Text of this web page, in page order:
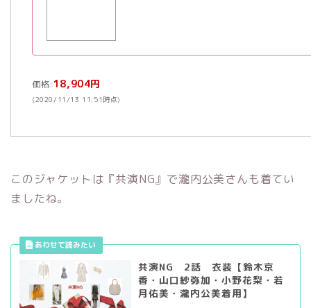
価格: 18,904円
(2020/11/13 11:51時点)
このジャケットは『共演NG』で瀧内公美さんも着てい
ましたね。
共演NG 2話 衣装【鈴木京
香・山口紗弥加・小野花梨・若
月佑美・瀧内公美着用】